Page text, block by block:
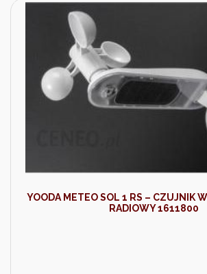
YOODA METEO SOL 1 RS – CZUJNIK
RADIOWY 1611800